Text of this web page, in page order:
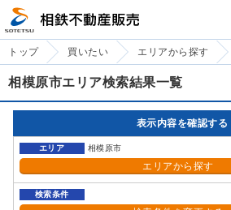
トップ 買いたい エリアから探す
相模原市エリア検索結果一覧
表示内容を確認する
エリア 相模原市
エリアから探す
検索条件